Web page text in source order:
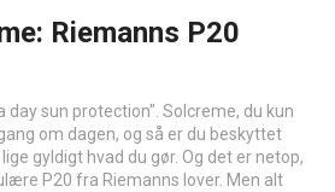
Riemanns P20
day sun protection". Solcreme, du kun
om dagen, og så er du beskyttet
gyldigt hvad du gør. Og det er netop,
P20 fra Riemanns lover. Men alt